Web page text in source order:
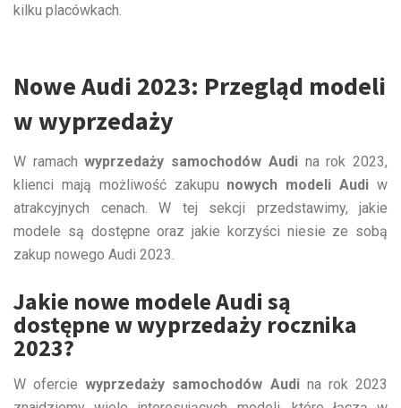
kilku placówkach.
Nowe Audi 2023: Przegląd modeli
w wyprzedaży
W ramachwyprzedaży samochodów Audina rok 2023,
klienci mają możliwość zakupu nowych modeli Audi w
atrakcyjnych cenach. W tej sekcji przedstawimy, jakie
modele są dostępne oraz jakie korzyści niesie ze sobą
zakup nowego Audi 2023.
Jakie nowe modele Audi są
dostępne w wyprzedaży rocznika
2023?
W oferciewyprzedaży samochodów Audina rok 2023